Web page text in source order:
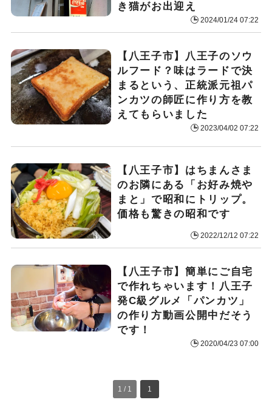
き猫がお出迎え
2024/01/24 07:22
【八王子市】八王子のソウ
ルフード？味はラードで決
まるという、正統派元祖パ
ンカツの師匠に作り方を教
えてもらいました
2023/04/02 07:22
【八王子市】はちまんさま
のお隣にある「お好み焼や
まと」で昭和にトリップ。
価格も驚きの昭和です
2022/12/12 07:22
【八王子市】簡単にご自宅
で作れちゃいます！八王子
発C級グルメ「パンカツ」
の作り方動画公開中だそう
です！
2020/04/23 07:00
1 / 1 1